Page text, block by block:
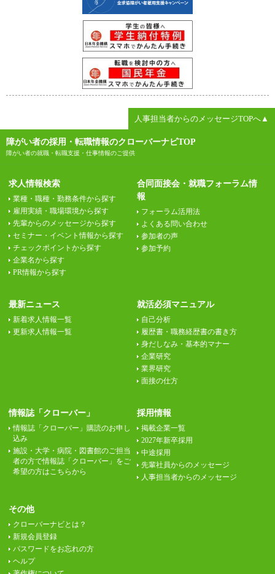
人事担当者からのメッセージTOPへ▲
障がい者の採用・転職情報のクローバーナビTOP
障がい者の就職・転職支援・仕事情報のご提供
求人情報検索
業種・職種・勤務条件から探す
雇用実績・職場環境から探す
先輩からのメッセージから探す
セミナー・イベント情報から探す
チェックポイントから探す
企業名から探す
PR情報から探す
合同面接会・就職フォーラム情
報
フォーラム活用法
よくある問い合わせ
参加者の声
参加予約
最新ニュース
新着求人情報一覧
更新求人情報一覧
就活必須マニュアル
自己分析
履歴書・職務経歴書の書き方
身だしなみ・基本的マナー
企業研究
業界研究
面接の仕方
情報誌「クローバー」
情報誌「クローバー」購読のお申し
込み
施設・大学・病院・図書館のご担当
者の方で情報誌「クローバー」をご
希望の方はこちらから
採用情報
掲載企業一覧
2027年新卒採用
中途採用
先輩社員からのメッセージ
人事担当者からのメッセージ
その他
クローバーナビとは？
新規会員登録
パスワードをお忘れの方
ヘルプ